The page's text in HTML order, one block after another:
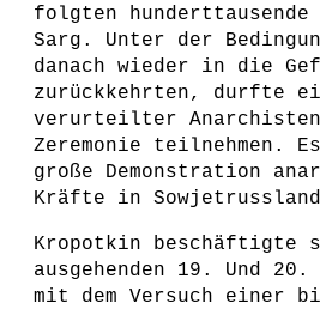
folgten hunderttausende
Sarg. Unter der
danach wieder in die
zurückkehrten, durfte
verurteilter
Zeremonie teilnehmen.
große Demonstration
Kräfte in
Kropotkin beschäftigte
ausgehenden 19. Und
mit dem Versuch einer